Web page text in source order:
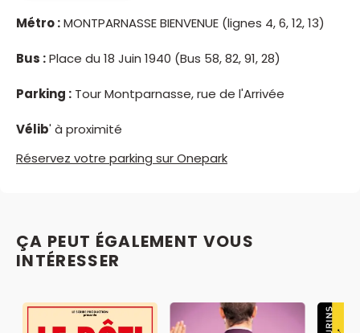
Métro :MONTPARNASSE BIENVENUE (lignes 4, 6, 12, 13)
Bus :Place du 18 Juin 1940 (Bus 58, 82, 91, 28)
Parking : Tour Montparnasse, rue de l'Arrivée
Vélib' à proximité
Réservez votre parking sur Onepark
ÇA PEUT ÉGALEMENT VOUS
INTÉRESSER